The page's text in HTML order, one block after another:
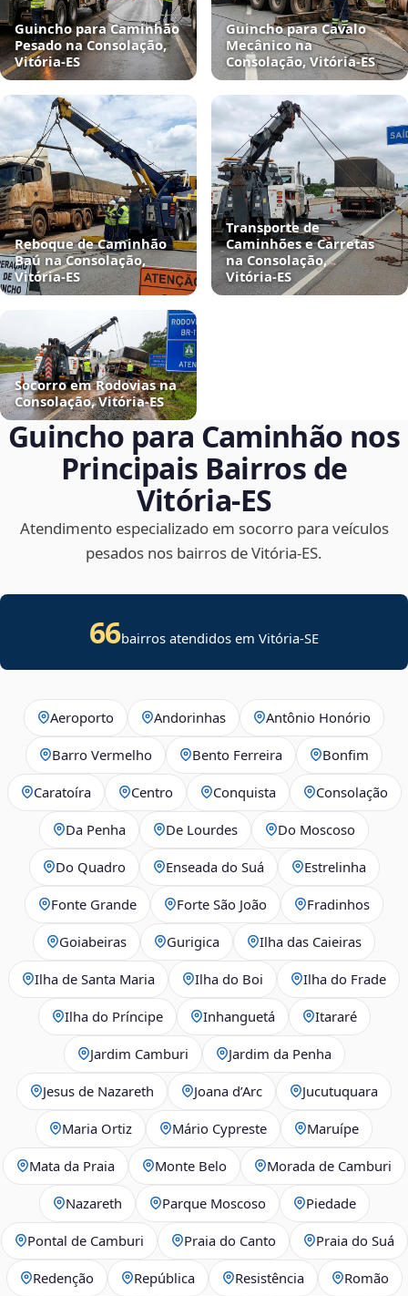
Guincho para Caminhão
Pesado na Consolação,
Vitória‑ES
Guincho para Cavalo
Mecânico na
Consolação, Vitória‑ES
Reboque de Caminhão
Baú na Consolação,
Vitória‑ES
Transporte de
Caminhões e Carretas
na Consolação,
Vitória‑ES
Socorro em Rodovias na
Consolação, Vitória‑ES
Guincho para Caminhão nos
Principais Bairros de
Vitória‑ES
Atendimento especializado em socorro para veículos
pesados nos bairros de Vitória‑ES.
66bairros atendidos em Vitória-SE
Aeroporto Andorinhas Antônio Honório
Barro Vermelho Bento Ferreira Bonfim
Caratoíra Centro Conquista Consolação
Da Penha De Lourdes Do Moscoso
Do Quadro Enseada do Suá Estrelinha
Fonte Grande Forte São João Fradinhos
Goiabeiras Gurigica Ilha das Caieiras
Ilha de Santa Maria Ilha do Boi Ilha do Frade
Ilha do Príncipe Inhanguetá Itararé
Jardim Camburi Jardim da Penha
Jesus de Nazareth Joana d’Arc Jucutuquara
Maria Ortiz Mário Cypreste Maruípe
Mata da Praia Monte Belo Morada de Camburi
Nazareth Parque Moscoso Piedade
Pontal de Camburi Praia do Canto Praia do Suá
Redenção República Resistência Romão